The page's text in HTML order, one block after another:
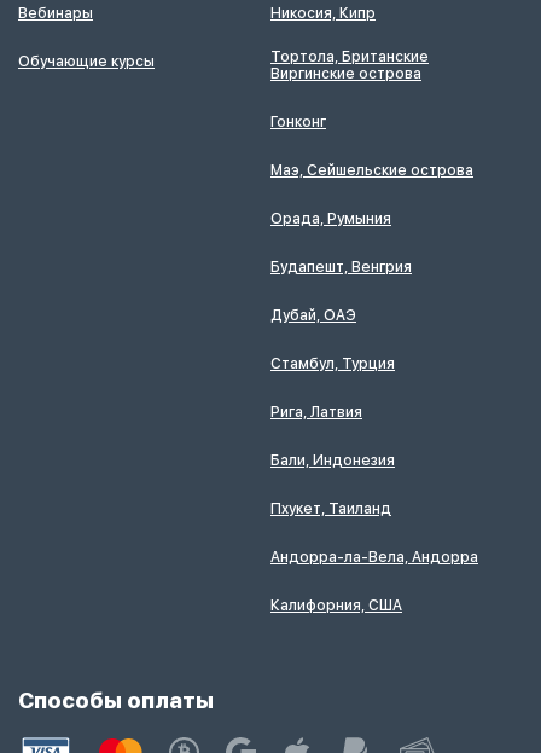
Вебинары
Обучающие курсы
Никосия, Кипр
Тортола, Британские
Виргинские острова
Гонконг
Маэ, Сейшельские острова
Орада, Румыния
Будапешт, Венгрия
Дубай, ОАЭ
Стамбул, Турция
Рига, Латвия
Бали, Индонезия
Пхукет, Таиланд
Андорра-ла-Вела, Андорра
Калифорния, США
Способы оплаты